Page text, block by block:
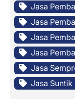
Jasa
Jasa
Jasa
Jasa
Jasa
Jasa Suntik